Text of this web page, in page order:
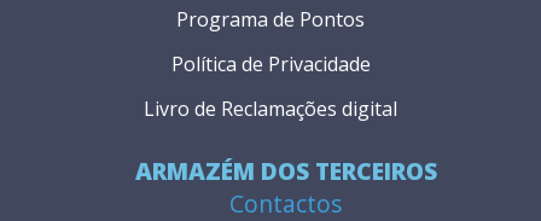
ARMAZÉM DOS TERCEIROS
Contactos
Programa de Pontos
Política de Privacidade
Livro de Reclamações digital